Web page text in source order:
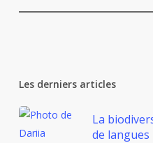
Les derniers articles
La
de langues